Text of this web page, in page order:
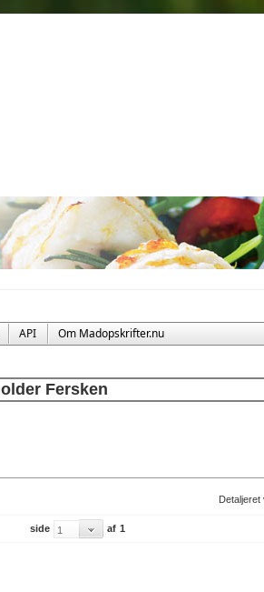
API Om Madopskrifter.nu
Fersken
Detaljeret
side af 1